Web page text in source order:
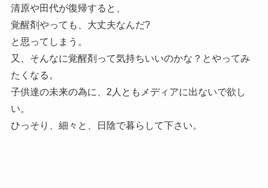
清原や田代が復帰すると、
覚醒剤やっても、大丈夫なんだ?
と思ってしまう。
又、そんなに覚醒剤って気持ちいいのかな？とやってみ
たくなる。
子供達の未来の為に、2人ともメディアに出ないで欲し
い。
ひっそり、細々と、日陰で暮らして下さい。